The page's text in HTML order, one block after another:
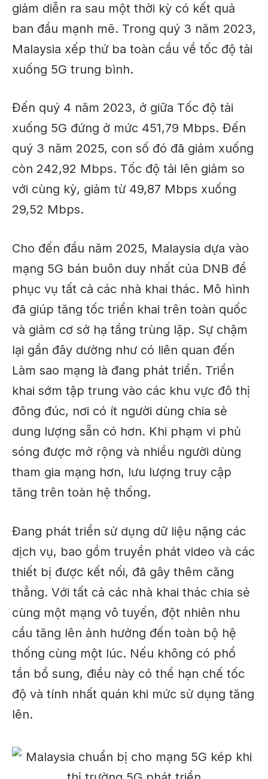
giảm diễn ra sau một thời kỳ có kết quả
ban đầu mạnh mẽ. Trong quý 3 năm 2023,
Malaysia xếp thứ ba toàn cầu về tốc độ tải
xuống 5G trung bình.
Đến quý 4 năm 2023, ở giữa Tốc độ tải
xuống 5G đứng ở mức 451,79 Mbps. Đến
quý 3 năm 2025, con số đó đã giảm xuống
còn 242,92 Mbps. Tốc độ tải lên giảm so
với cùng kỳ, giảm từ 49,87 Mbps xuống
29,52 Mbps.
Cho đến đầu năm 2025, Malaysia dựa vào
mạng 5G bán buôn duy nhất của DNB để
phục vụ tất cả các nhà khai thác. Mô hình
đã giúp tăng tốc triển khai trên toàn quốc
và giảm cơ sở hạ tầng trùng lặp. Sự chậm
lại gần đây dường như có liên quan đến
Làm sao mạng là đang phát triển. Triển
khai sớm tập trung vào các khu vực đô thị
đông đúc, nơi có ít người dùng chia sẻ
dung lượng sẵn có hơn. Khi phạm vi phủ
sóng được mở rộng và nhiều người dùng
tham gia mạng hơn, lưu lượng truy cập
tăng trên toàn hệ thống.
Đang phát triển sử dụng dữ liệu nặng các
dịch vụ, bao gồm truyền phát video và các
thiết bị được kết nối, đã gây thêm căng
thẳng. Với tất cả các nhà khai thác chia sẻ
cùng một mạng vô tuyến, đột nhiên nhu
cầu tăng lên ảnh hưởng đến toàn bộ hệ
thống cùng một lúc. Nếu không có phổ
tần bổ sung, điều này có thể hạn chế tốc
độ và tính nhất quán khi mức sử dụng tăng
lên.